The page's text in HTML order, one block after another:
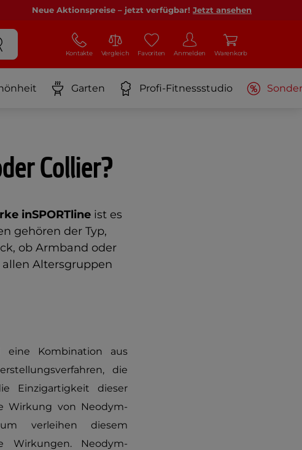
Neue Aktionspreise – jetzt verfügbar! Jetzt ansehen
Kontakte Vergleich Favoriten Anmelden Warenkorb
Garten Profi-Fitnessstudio
Collier?
inSPORTline ist es
gehören der Typ,
ob Armband oder
Altersgruppen
Kombination aus
die
Einzigartigkeit dieser
Wirkung von Neodym-
verleihen diesem
Wirkungen. Neodym-